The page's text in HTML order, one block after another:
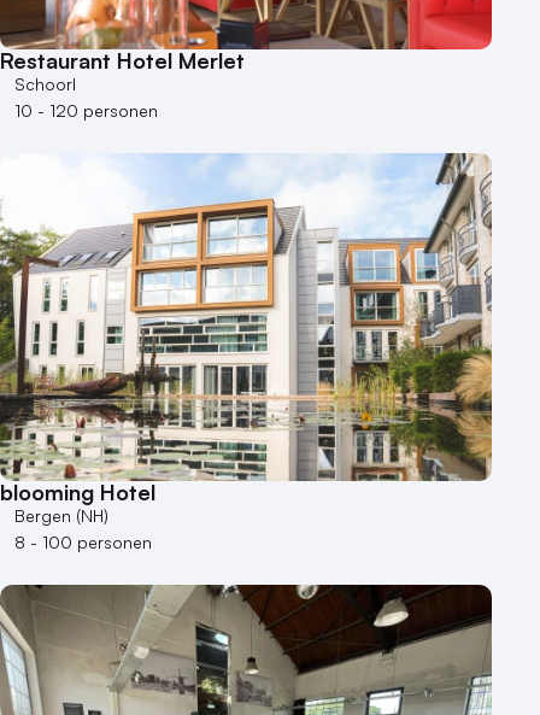
Restaurant Hotel Merlet
Schoorl
10 - 120 personen
blooming Hotel
Bergen (NH)
8 - 100 personen